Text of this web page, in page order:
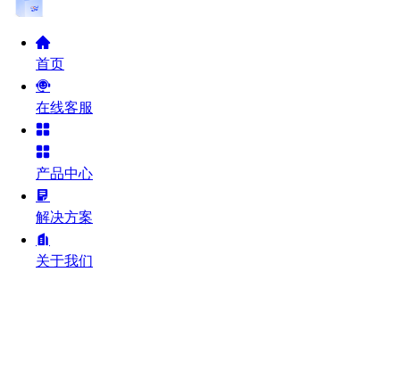
首页
在线客服
产品中心
解决方案
关于我们